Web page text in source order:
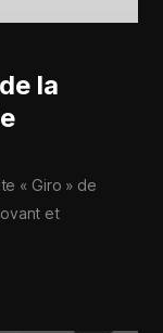
la
« Giro » de
et